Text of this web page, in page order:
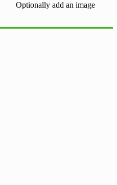
Optionally add an image